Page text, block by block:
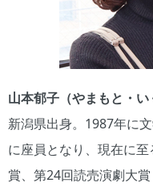
山本郁子（やまもと・い
新潟県出身。1987年に
に座員となり、現在に
賞、第24回読売演劇大